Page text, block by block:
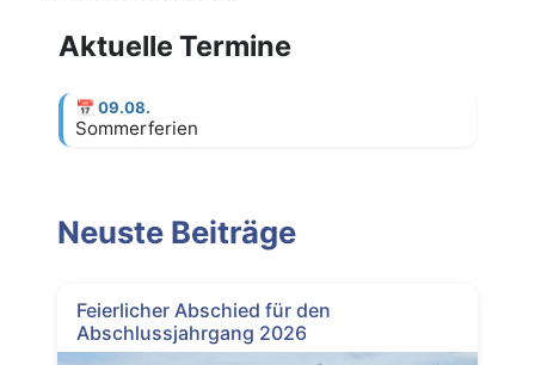
Aktuelle Termine
📅 09.08.
Sommerferien
Neuste Beiträge
Feierlicher Abschied für den
Abschlussjahrgang 2026